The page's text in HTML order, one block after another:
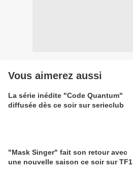
Vous aimerez aussi
La série inédite "Code Quantum"
diffusée dès ce soir sur serieclub
"Mask Singer" fait son retour avec
une nouvelle saison ce soir sur TF1